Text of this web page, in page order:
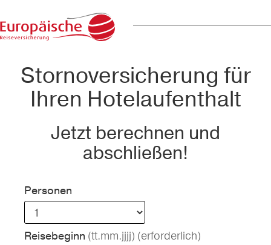
Stornoversicherung für
Ihren Hotelaufenthalt
Jetzt berechnen und
abschließen!
Personen
Reisebeginn (tt.mm.jjjj) (erforderlich)